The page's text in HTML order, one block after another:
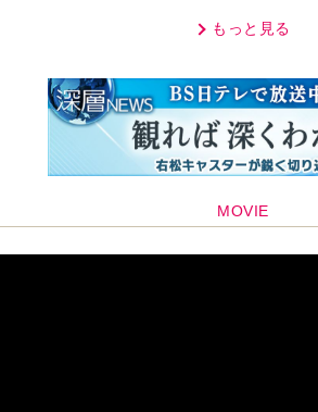
もっと見る
MOVIE